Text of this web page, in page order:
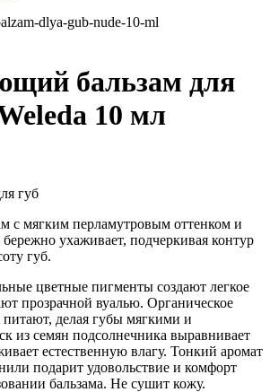
бальзам для
10 мл
губ
с мягким перламутровым оттенком и
ухаживает, подчеркивая контур
губ.
цветные пигменты создают легкое
прозрачной вуалью. Органическое
делая губы мягкими и
из семян подсолнечника выравнивает
естественную влагу. Тонкий аромат
подарит удовольствие и комфорт
бальзама. Не сушит кожу.